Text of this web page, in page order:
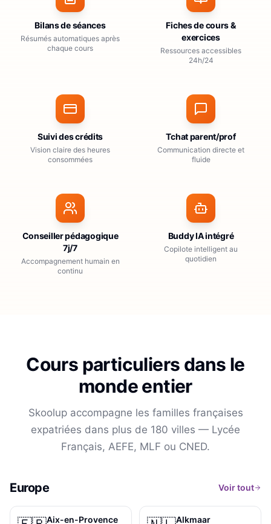
Bilans de séances
Résumés automatiques après
chaque cours
Fiches de cours &
exercices
Ressources accessibles
24h/24
Suivi des crédits
Vision claire des heures
consommées
Tchat parent/prof
Communication directe et
fluide
Conseiller pédagogique
7j/7
Accompagnement humain en
continu
Buddy IA intégré
Copilote intelligent au
quotidien
Cours particuliers dans le
monde entier
Skoolup accompagne les familles françaises
expatriées dans plus de 180 villes — Lycée
Français, AEFE, MLF ou CNED.
Europe Voir tout
Aix-en-Provence Alkmaar